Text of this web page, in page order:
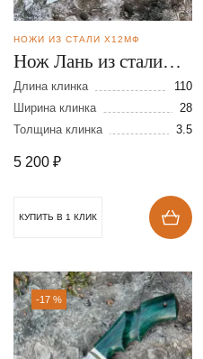
НОЖИ ИЗ СТАЛИ Х12МФ
Нож Лань из стали
Х12МФ
Длина клинка
110
Ширина клинка
28
Толщина клинка
3.5
5 200 ₽
КУПИТЬ В 1 КЛИК
-17 %